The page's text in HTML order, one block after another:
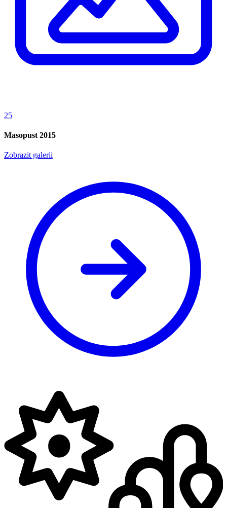
25
Masopust 2015
Zobrazit galerii